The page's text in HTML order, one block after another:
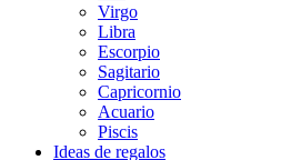
Virgo
Libra
Escorpio
Sagitario
Capricornio
Acuario
Piscis
Ideas de regalos